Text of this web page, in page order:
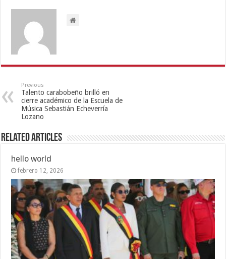
Previous
Talento carabobeño brilló en
cierre académico de la Escuela de
Música Sebastián Echeverría
Lozano
Related Articles
hello world
febrero 12, 2026